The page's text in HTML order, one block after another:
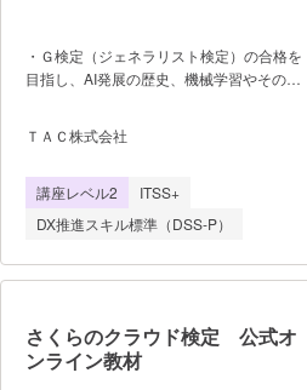
・Ｇ検定（ジェネラリスト検定）の合格を
目指し、AI発展の歴史、機械学習やその代
やその手法、教師あり学習・教師なし学
習、ニューラルネットワーク、深層学習、
礎理論を学習するとともに、統計やデータ
分析の基礎、AI導入時の考え方、AIプロジ
ェクトの実務的な知識、法的・倫理的な側
面についても扱われるため、単なる資格対
策に留まらず、実務に活かせるAIリテラシ
教室での対面講座の開講はなく、全てオン
ライン完結型で受講が可能で
す。 ・受講期間は6ヵ月間で
ＴＡＣ株式会社
講座レベル2
ITSS+
DX推進スキル標準（DSS-P）
さくらのクラウド検定 公式オ
ンライン教材